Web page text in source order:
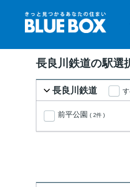
長良川鉄道の駅選
長良川鉄道
前平公園 ( 2件 )